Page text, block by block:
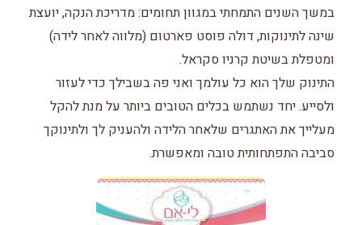
במשך השנים התמחתי במגוון תחומים: מדריכת הנקה, יועצת
שינה לתינוקות, דולה פוסט פארטום (מלווה לאחר לידה)
ומטפלת בשיטת קרניו סקראל.
התינוק שלך הוא כל עולמך ואני פה בשבילך כדי לעזור
ולסייע. יחד נשתמש בכלים הטובים ביותר על מנת להקל
מעלייך את האתגרים שלאחר הלידה ולהעניק לך ולתינוקך
סביבה התפתחותית טובה ומאפשרת.